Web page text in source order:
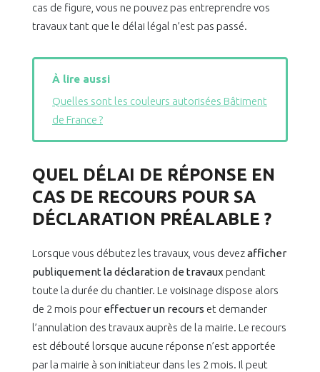
cas de figure, vous ne pouvez pas entreprendre vos
travaux tant que le délai légal n’est pas passé.
À lire aussi
Quelles sont les couleurs autorisées Bâtiment
de France ?
QUEL DÉLAI DE RÉPONSE EN
CAS DE RECOURS POUR SA
DÉCLARATION PRÉALABLE ?
Lorsque vous débutez les travaux, vous devezafficher
publiquement la déclaration de travaux pendant
toute la durée du chantier. Le voisinage dispose alors
de 2 mois pour effectuer un recours et demander
l’annulation des travaux auprès de la mairie. Le recours
est débouté lorsque aucune réponse n’est apportée
par la mairie à son initiateur dans les 2 mois. Il peut